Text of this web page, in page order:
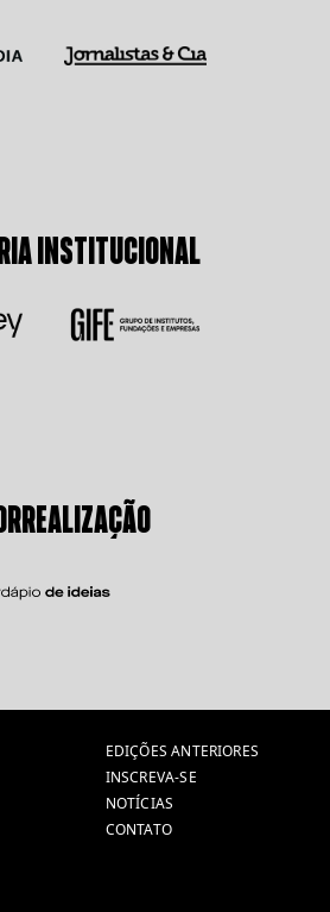
INSTITUCIONAL
EDIÇÕES ANTERIORES
INSCREVA-SE
NOTÍCIAS
CONTATO